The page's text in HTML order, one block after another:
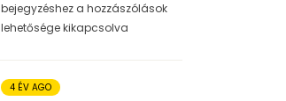
bejegyzéshez a hozzászólások
lehetősége kikapcsolva
4 ÉV AGO